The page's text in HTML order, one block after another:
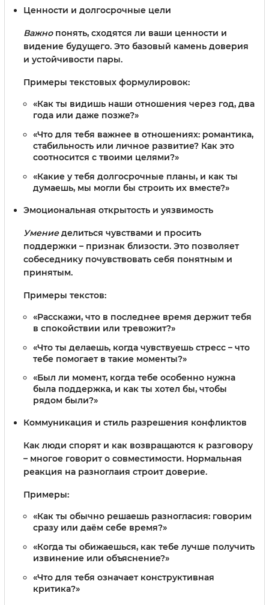
Ценности и долгосрочные цели
Важнопонять, сходятся ли ваши ценности и
видение будущего. Это базовый камень доверия
и устойчивости пары.
Примеры текстовых формулировок:
«Как ты видишь наши отношения через год, два
года или даже позже?»
«Что для тебя важнее в отношениях: романтика,
стабильность или личное развитие? Как это
соотносится с твоими целями?»
«Какие у тебя долгосрочные планы, и как ты
думаешь, мы могли бы строить их вместе?»
Эмоциональная открытость и уязвимость
Умениеделиться чувствами и просить
поддержки – признак близости. Это позволяет
собеседнику почувствовать себя понятным и
принятым.
Примеры текстов:
«Расскажи, что в последнее время держит тебя
в спокойствии или тревожит?»
«Что ты делаешь, когда чувствуешь стресс – что
тебе помогает в такие моменты?»
«Был ли момент, когда тебе особенно нужна
была поддержка, и как ты хотел бы, чтобы
рядом были?»
Коммуникация и стиль разрешения конфликтов
Как люди спорят и как возвращаются к разговору
– многое говорит о совместимости. Нормальная
реакция на разноглаия строит доверие.
Примеры:
«Как ты обычно решаешь разногласия: говорим
сразу или даём себе время?»
«Когда ты обижаешься, как тебе лучше получить
извинение или объяснение?»
«Что для тебя означает конструктивная
критика?»